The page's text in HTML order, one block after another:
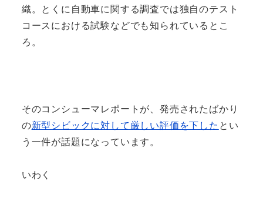
織。とくに自動車に関する調査では独自のテスト
コースにおける試験などでも知られているとこ
ろ。
そのコンシューマレポートが、発売されたばかり
の新型シビックに対して厳しい評価を下した とい
う一件が話題になっています。
いわく